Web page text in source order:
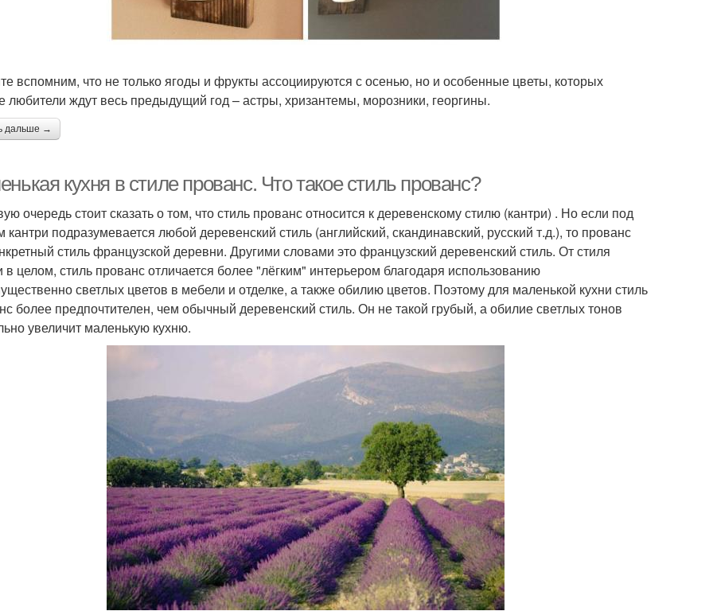
вспомним, что не только ягоды и фрукты ассоциируются с осенью, но и особенные цветы, которых
любители ждут весь предыдущий год – астры, хризантемы, морозники, георгины.
дальше →
кухня в стиле прованс. Что такое стиль прованс?
очередь стоит сказать о том, что стиль прованс относится к деревенскому стилю (кантри) . Но если под
кантри подразумевается любой деревенский стиль (английский, скандинавский, русский т.д.), то прованс
стиль французской деревни. Другими словами это французский деревенский стиль. От стиля
в целом, стиль прованс отличается более "лёгким" интерьером благодаря использованию
светлых цветов в мебели и отделке, а также обилию цветов. Поэтому для маленькой кухни стиль
более предпочтителен, чем обычный деревенский стиль. Он не такой грубый, а обилие светлых тонов
увеличит маленькую кухню.